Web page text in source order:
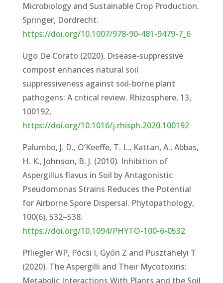
Microbiology and Sustainable Crop Production.
Springer, Dordrecht.
https://doi.org/10.1007/978-90-481-9479-7_6
Ugo De Corato (2020). Disease-suppressive
compost enhances natural soil
suppressiveness against soil-borne plant
pathogens: A critical review. Rhizosphere, 13,
100192,
https://doi.org/10.1016/j.rhisph.2020.100192
Palumbo, J. D., O’Keeffe, T. L., Kattan, A., Abbas,
H. K., Johnson, B. J. (2010). Inhibition of
Aspergillus flavus in Soil by Antagonistic
Pseudomonas Strains Reduces the Potential
for Airborne Spore Dispersal. Phytopathology,
100(6), 532–538.
https://doi.org/10.1094/PHYTO-100-6-0532
Pfliegler WP, Pócsi I, Győri Z and Pusztahelyi T
(2020). The Aspergilli and Their Mycotoxins:
Metabolic Interactions With Plants and the Soil